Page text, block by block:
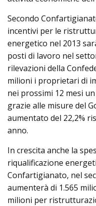
Secondo
incentivi per le
energetico nel 2013
posti di lavoro nel
rilevazioni della
milioni i proprietari di
nei prossimi 12 mesi
grazie alle misure del
aumentato del 22,2%
anno.
In crescita anche la
riqualificazione
Confartigianato, nel
aumenterà di 1.565
milioni per